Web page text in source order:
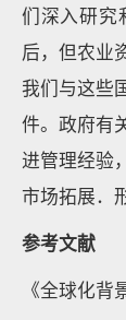
们深入研究
后，但农业
我们与这些
件。政府有
进管理经验
市场拓展．
参考文献
《全球化背